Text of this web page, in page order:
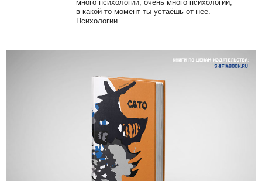
много психологии, очень много психологии,
в какой-то момент ты устаёшь от нее.
Психологии…